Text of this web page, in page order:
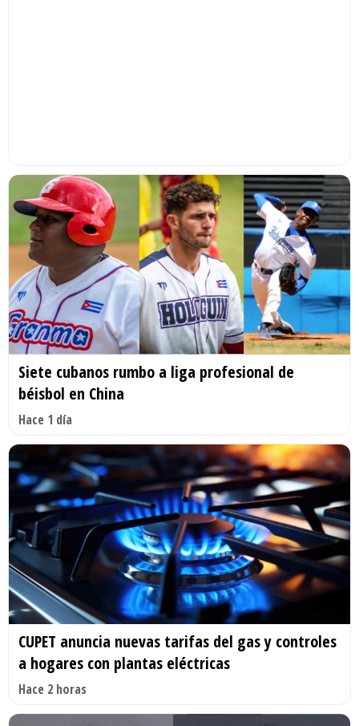
Siete cubanos rumbo a liga profesional de
béisbol en China
Hace 1 día
CUPET anuncia nuevas tarifas del gas y controles
a hogares con plantas eléctricas
Hace 2 horas